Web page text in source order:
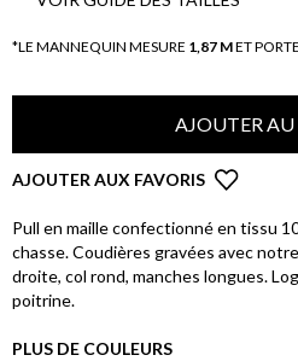
*LE MANNEQUIN MESURE 1,87 MET
AJOUTER AU
AJOUTER AUX FAVORIS
Pull en maille confectionné en tissu
chasse. Coudières gravées avec
droite, col rond, manches longues.
poitrine.
PLUS DE COULEURS